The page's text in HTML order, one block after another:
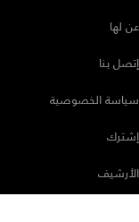
عن لها
إتصل بنا
سياسة الخصوصية
إشترك
الأرشيف